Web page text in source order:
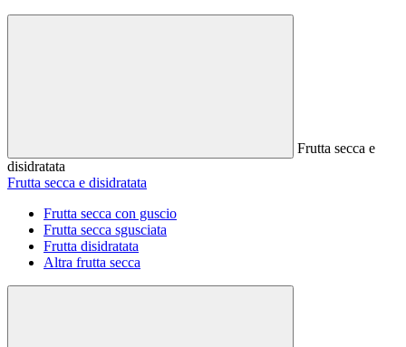
Frutta secca e
disidratata
Frutta secca e disidratata
Frutta secca con guscio
Frutta secca sgusciata
Frutta disidratata
Altra frutta secca